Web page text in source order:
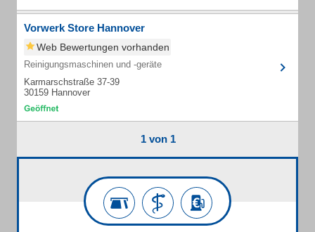
Vorwerk Store Hannover
Web Bewertungen vorhanden
Reinigungsmaschinen und -geräte
Karmarschstraße 37-39
30159 Hannover
1 von 1